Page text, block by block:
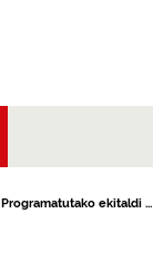
Programatutako ekitaldi ...